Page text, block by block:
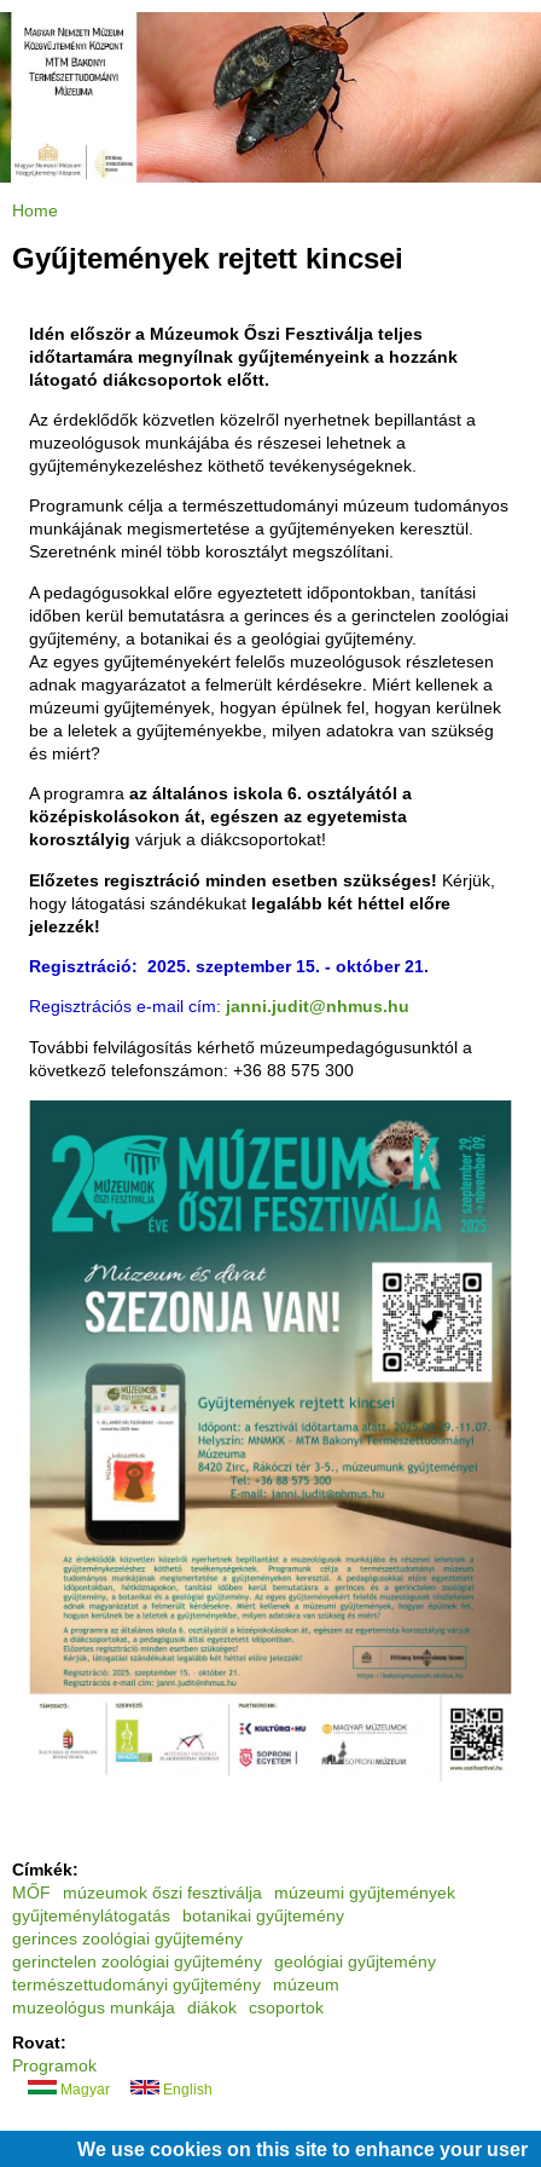
Jump to navigation
Y
u
a
Home
Gyűjtemények rejtett kincsei
Idén először a Múzeumok Őszi Fesztiválja teljes
időtartamára megnyílnak gyűjteményeink a hozzánk
látogató diákcsoportok előtt.
Az érdeklődők közvetlen közelről nyerhetnek bepillantást a
muzeológusok munkájába és részesei lehetnek a
gyűjteménykezeléshez köthető tevékenységeknek.
Programunk célja a természettudományi múzeum tudományos
munkájának megismertetése a gyűjteményeken keresztül.
Szeretnénk minél több korosztályt megszólítani.
A pedagógusokkal előre egyeztetett időpontokban, tanítási
időben kerül bemutatásra a gerinces és a gerinctelen zoológiai
gyűjtemény, a botanikai és a geológiai gyűjtemény.
Az egyes gyűjteményekért felelős muzeológusok részletesen
adnak magyarázatot a felmerült kérdésekre. Miért kellenek a
múzeumi gyűjtemények, hogyan épülnek fel, hogyan kerülnek
be a leletek a gyűjteményekbe, milyen adatokra van szükség
és miért?
A programraaz általános iskola 6. osztályától a
középiskolásokon át, egészen az egyetemista
korosztályigvárjuk a diákcsoportokat!
Előzetes regisztráció minden esetben szükséges! Kérjük,
hogy látogatási szándékukat legalább két héttel előre
jelezzék!
Regisztráció: 2025. szeptember 15. - október 21.
Regisztrációs e-mail cím: janni.judit@nhmus.hu
További felvilágosítás kérhető múzeumpedagógusunktól a
következő telefonszámon: +36 88 575 300
Címkék:
MŐF
múzeumok őszi fesztiválja
múzeumi gyűjtemények
gyűjteménylátogatás
botanikai gyűjtemény
gerinces zoológiai gyűjtemény
gerinctelen zoológiai gyűjtemény
geológiai gyűjtemény
természettudományi gyűjtemény
múzeum
muzeológus munkája
diákok
csoportok
Rovat:
Programok
Magyar English
We use cookies on this site to enhance your user